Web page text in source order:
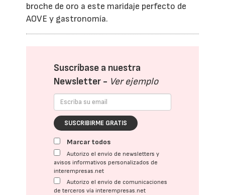
broche de oro a este maridaje perfecto de
AOVE y gastronomía.
Suscríbase a nuestra
Newsletter - Ver ejemplo
SUSCRIBIRME GRATIS
Marcar todos
Autorizo el envío de newsletters y
avisos informativos personalizados de
interempresas.net
Autorizo el envío de comunicaciones
de terceros vía interempresas.net